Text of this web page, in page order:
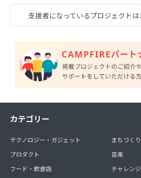
支援者になっているプロジェクトは
カテゴリー
テクノロジー・ガジェット
プロダクト
フード・飲食店
まちづく
音楽
チャレンジ